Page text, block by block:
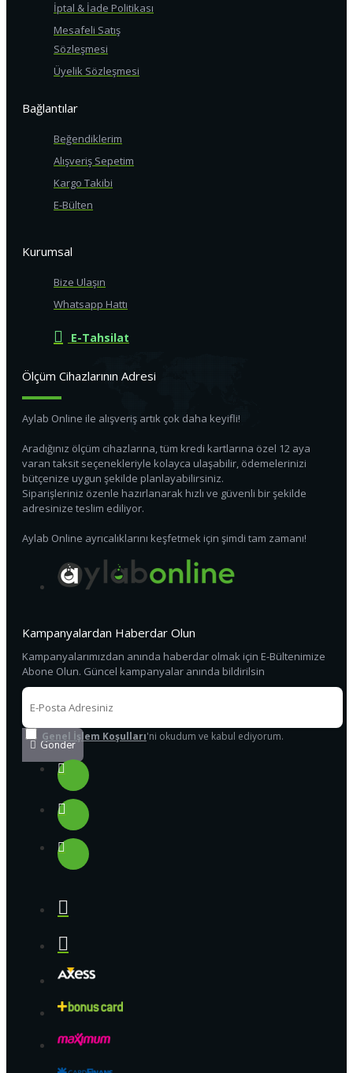
İptal & İade Politikası
Mesafeli Satış
Sözleşmesi
Üyelik Sözleşmesi
Bağlantılar
Beğendiklerim
Alışveriş Sepetim
Kargo Takibi
E-Bülten
Kurumsal
Bize Ulaşın
Whatsapp Hattı
E-Tahsilat
Ölçüm Cihazlarının Adresi
Aylab Online ile alışveriş artık çok daha keyifli!
Aradığınız ölçüm cihazlarına, tüm kredi kartlarına özel 12 aya
varan taksit seçenekleriyle kolayca ulaşabilir, ödemelerinizi
bütçenize uygun şekilde planlayabilirsiniz.
Siparişleriniz özenle hazırlanarak hızlı ve güvenli bir şekilde
adresinize teslim ediliyor.
Aylab Online ayrıcalıklarını keşfetmek için şimdi tam zamanı!
Kampanyalardan Haberdar Olun
Kampanyalarımızdan anında haberdar olmak için E-Bültenimize
Abone Olun. Güncel kampanyalar anında bildirilsin
Gönder
Genel İşlem Koşulları'ni okudum ve kabul ediyorum.